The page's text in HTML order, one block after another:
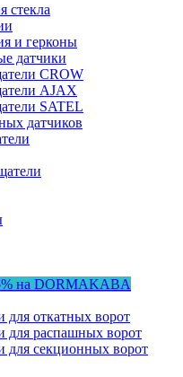
стекла
и герконы
датчики
CROW
AJAX
SATEL
датчиков
на DORMAKABA
для откатных ворот
для распашных ворот
для секционных ворот